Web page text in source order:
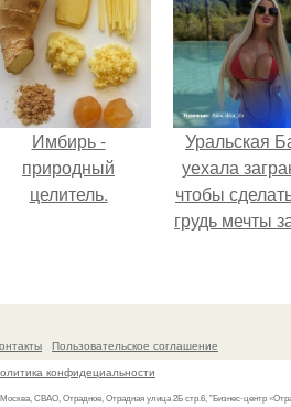
Имбирь -
природный
целитель.
Уральская
уехала
чтобы
грудь мечты
Пользовательское соглашение
конфидециальности
Москва, СВАО, Отрадное, Отрадная улица 2Б стр.6, "Бизнес-центр